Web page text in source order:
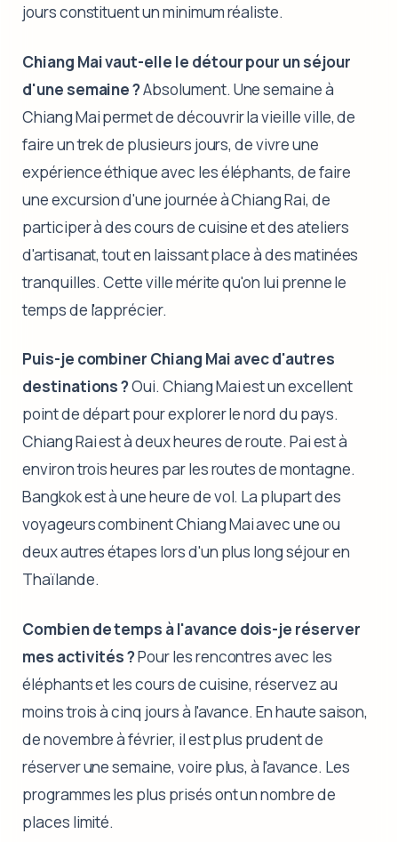
jours constituent un minimum réaliste.
Chiang Mai vaut-elle le détour pour un séjour
d'une semaine ?Absolument. Une semaine à
Chiang Mai permet de découvrir la vieille ville, de
faire un trek de plusieurs jours, de vivre une
expérience éthique avec les éléphants, de faire
une excursion d'une journée à Chiang Rai, de
participer à des cours de cuisine et des ateliers
d'artisanat, tout en laissant place à des matinées
tranquilles. Cette ville mérite qu'on lui prenne le
temps de l'apprécier.
Puis-je combiner Chiang Mai avec d'autres
destinations ?Oui. Chiang Mai est un excellent
point de départ pour explorer le nord du pays.
Chiang Rai est à deux heures de route. Pai est à
environ trois heures par les routes de montagne.
Bangkok est à une heure de vol. La plupart des
voyageurs combinent Chiang Mai avec une ou
deux autres étapes lors d'un plus long séjour en
Thaïlande.
Combien de temps à l'avance dois-je réserver
mes activités ?Pour les rencontres avec les
éléphants et les cours de cuisine, réservez au
moins trois à cinq jours à l'avance. En haute saison,
de novembre à février, il est plus prudent de
réserver une semaine, voire plus, à l'avance. Les
programmes les plus prisés ont un nombre de
places limité.